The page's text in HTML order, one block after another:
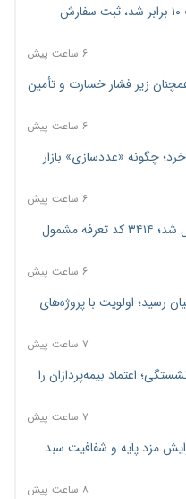
موبایل گران می‌شود؟ هزینه واردات ۱۰ برابر شد، ثبت سفارش
۶ ساعت پیش
همچنان زیر فشار خسارت و تأمین
۶ ساعت پیش
چگونه «عددسازی» بازار
۶ ساعت پیش
مسیر تأمین مواد اولیه صنایع تسهیل شد؛ ۳۴۱۴ کد تعرفه مشمول
۶ ساعت پیش
رسید؛ اولویت با پروژه‌های
۷ ساعت پیش
اعتماد بیمه‌پردازان را
۷ ساعت پیش
مزد پایه و شفافیت سبد
۸ ساعت پیش